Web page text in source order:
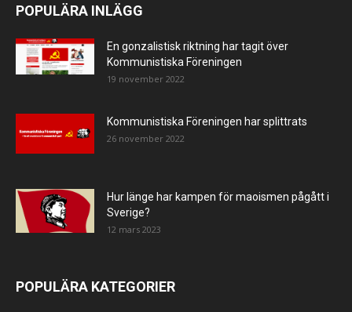
POPULÄRA INLÄGG
En gonzalistisk riktning har tagit över
Kommunistiska Föreningen
19 november 2022
Kommunistiska Föreningen har splittrats
26 november 2022
Hur länge har kampen för maoismen pågått i
Sverige?
12 mars 2023
POPULÄRA KATEGORIER